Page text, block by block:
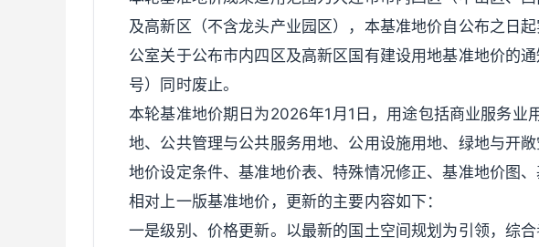
及高新区（不含龙头产业园区），本基准地价自公布之日
公室关于公布市内四区及高新区国有建设用地基准地价的
号）同时废止。
本轮基准地价期日为2026年1月1日，用途包括商业服务业
地、公共管理与公共服务用地、公用设施用地、绿地与开
地价设定条件、基准地价表、特殊情况修正、基准地价图、
相对上一版基准地价，更新的主要内容如下：
一是级别、价格更新。以最新的国土空间规划为引领，综